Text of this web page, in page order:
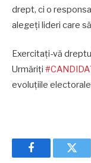
drept, ci o
alegeți lideri care
Exercitați-vă
Urmăriți
evoluțiile
Facebook